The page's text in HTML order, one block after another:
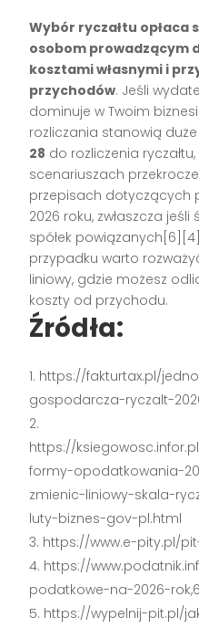
Wybór ryczałtu opłaca
osobom prowadzącym
kosztami własnymi i
przychodów. Jeśli
dominuje w Twoim
rozliczania stanowią
28 do rozliczenia
scenariuszach
przepisach dotyczących
2026 roku, zwłaszcza
spółek
przypadku warto
liniowy, gdzie możesz
koszty od przychodu.
Źródła:
https://fakturtax.pl/
gospodarcza-ryczalt-
https://
formy-opodatkowania-
zmienic-liniowy-skala-
luty-biznes-gov-pl.html
https://www.e-pity.pl/
https://
podatkowe-na-2026-
https://wypelnij-pit.pl/